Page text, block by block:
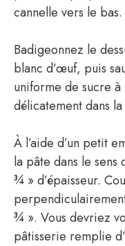
cannelle vers le bas.
Badigeonnez le
blanc d’œuf, puis
uniforme de sucre
délicatement dans
À l’aide d’un petit
la pâte dans le
¾ » d’épaisseur.
¾ ». Vous devriez
pâtisserie remplie